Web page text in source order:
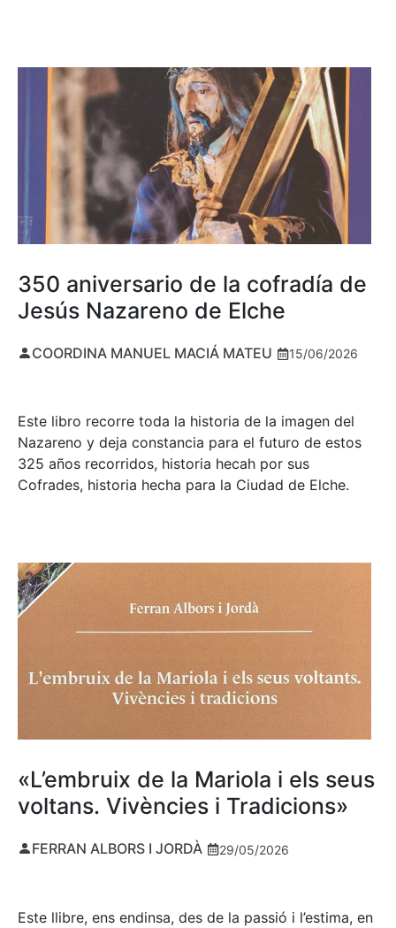
350 aniversario de la cofradía de
Jesús Nazareno de Elche
COORDINA MANUEL MACIÁ MATEU 15/06/2026
Este libro recorre toda la historia de la imagen del
Nazareno y deja constancia para el futuro de estos
325 años recorridos, historia hecah por sus
Cofrades, historia hecha para la Ciudad de Elche.
«L’embruix de la Mariola i els seus
voltans. Vivències i Tradicions»
FERRAN ALBORS I JORDÀ 29/05/2026
Este llibre, ens endinsa, des de la passió i l’estima, en